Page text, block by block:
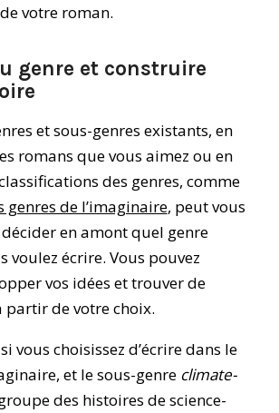
votre roman.
genre et construire
et sous-genres existants, en
romans que vous aimez ou en
des genres, comme
genres de l’imaginaire, peut vous
en amont quel genre
voulez écrire. Vous pouvez
vos idées et trouver de
partir de votre choix.
vous choisissez d’écrire dans le
et le sous-genre climate-
des histoires de science-